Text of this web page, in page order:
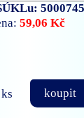
5000745
59,06 Kč
ks koupit